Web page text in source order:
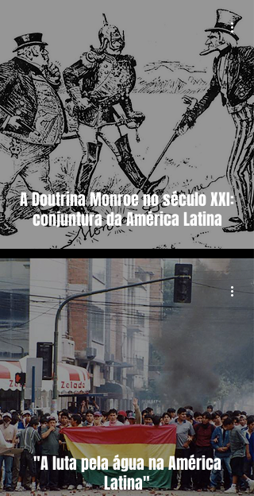
A Doutrina Monroe no século XXI:
conjuntura da América Latina
"A luta pela água na América
Latina"